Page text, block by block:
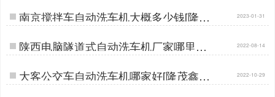
南京搅拌车自动洗车机大概多少钱[隆茂
鑫晟]…
2023-01-31
陕西电脑隧道式自动洗车机厂家哪里有
[隆茂鑫晟]…
2022-08-14
大客公交车自动洗车机哪家好[隆茂鑫晟]
…
2022-10-29